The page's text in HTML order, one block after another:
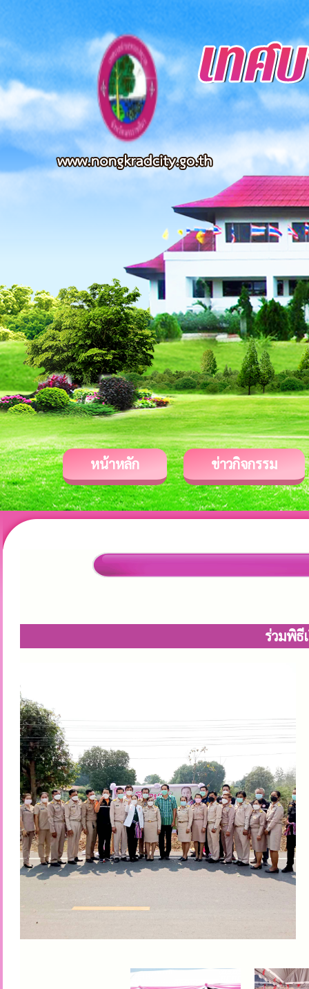
หน้าหลัก ข่าวกิจกรรม
ร่วมพิธี